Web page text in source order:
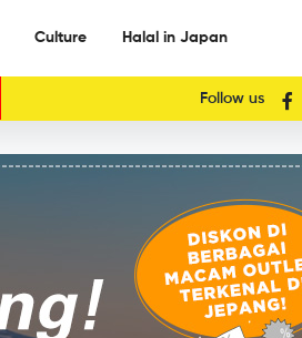
Culture Halal in Japan
Follow us